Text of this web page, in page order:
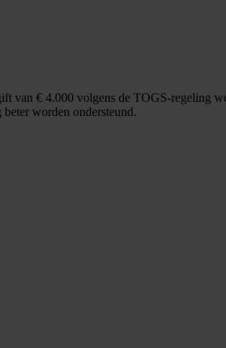
€ 4.000 volgens de TOGS-regeling
worden ondersteund.